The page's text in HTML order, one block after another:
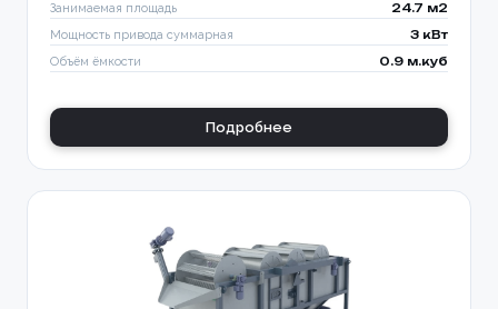
Занимаемая площадь 24.7 м2
Мощность привода суммарная 3 кВт
Объём ёмкости 0.9 м.куб
Подробнее